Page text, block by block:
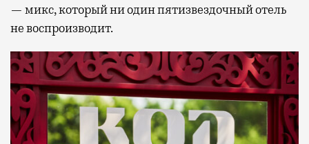
— микс, который ни один пятизвездочный отель
не воспроизводит.